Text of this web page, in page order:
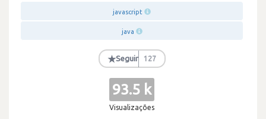
javascript
java
★Seguir 127
93.5 k
Visualizações